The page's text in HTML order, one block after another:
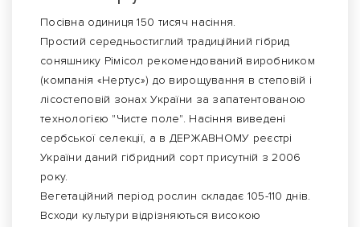
Посівна одиниця 150 тисяч насіння.
Простий середньостиглий традиційний гібрид
соняшнику Рімісол рекомендований виробником
(компанія «Нертус») до вирощування в степовій і
лісостеповій зонах України за запатентованою
технологією "Чисте поле". Насіння виведені
сербської селекції, а в ДЕРЖАВНОМУ реєстрі
України даний гібридний сорт присутній з 2006
року.
Вегетаційний період рослин складає 105-110 днів.
Всходи культури відрізняються високою